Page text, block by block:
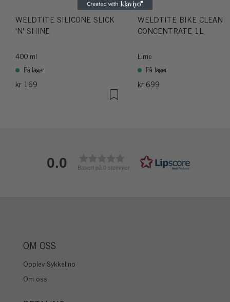
WELDTITE SILICONE SLICK
'N' SHINE
400 ml
På lager
kr 169
WELDTITE BIKE
CONCENTRATE 1L
Lime
På lager
kr 699
0.0 Basert på 0 stemmer
OM OSS
Opplev Sykkel.no
Om oss